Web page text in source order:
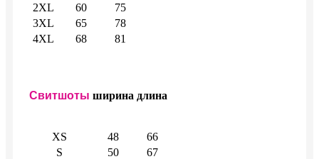
2XL
60
75
3XL
65
78
4XL
68 81
Свитшоты ширина длина
XS 48
66
S
50
67